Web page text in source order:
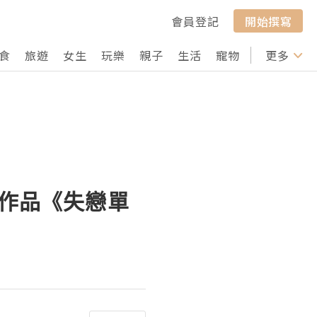
會員登記
開始撰寫
旅遊 女生 玩樂 親子 生活 寵物 行山 打卡
更多
品《失戀單